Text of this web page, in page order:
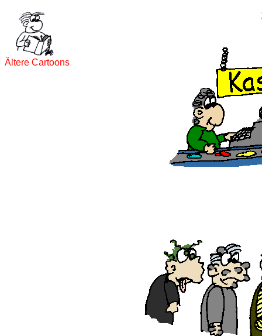
Ältere Cartoons